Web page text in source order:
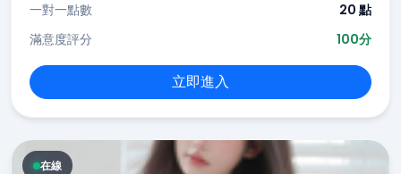
一對一點數
20 點
滿意度評分
100分
立即進入
在線